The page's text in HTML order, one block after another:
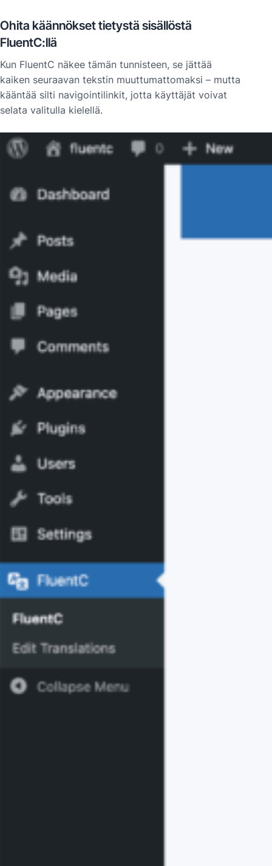
Ohita käännökset tietystä sisällöstä
FluentC:llä
Kun FluentC näkee tämän tunnisteen, se jättää
kaiken seuraavan tekstin muuttumattomaksi – mutta
kääntää silti navigointilinkit, jotta käyttäjät voivat
selata valitulla kielellä.